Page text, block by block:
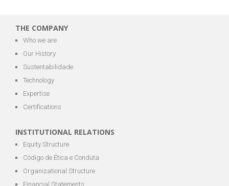
THE COMPANY
Who we are
Our History
Sustentabilidade
Technology
Expertise
Certifications
INSTITUTIONAL RELATIONS
Equity Structure
Código de Ética e Conduta
Organizational Structure
Financial Statements